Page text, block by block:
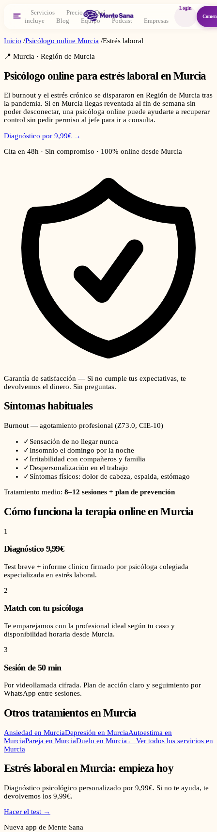
Servicios Precio
Qué
incluye
Blog Equipo Podcast Empresas
Login
Inicio /Psicólogo online Murcia /Estrés laboral
📍 Murcia · Región de Murcia
Psicólogo online paraestrés laboral en Murcia
El burnout y el estrés crónico se dispararon en Región de Murcia tras
la pandemia. Si en Murcia llegas reventada al fin de semana sin
poder desconectar, una psicóloga online puede ayudarte a recuperar
control sin pedir permiso al jefe para ir a consulta.
Diagnóstico por 9,99€ →
Cita en 48h · Sin compromiso · 100% online desde Murcia
Garantía de satisfacción — Si no cumple tus expectativas, te
devolvemos el dinero. Sin preguntas.
Síntomas habituales
Burnout — agotamiento profesional (Z73.0, CIE-10)
✓ Sensación de no llegar nunca
✓Insomnio el domingo por la noche
✓Irritabilidad con compañeros y familia
✓Despersonalización en el trabajo
✓ Síntomas físicos: dolor de cabeza, espalda, estómago
Tratamiento medio: 8–12 sesiones + plan de prevención
Cómo funciona la terapia online enMurcia
1
Diagnóstico 9,99€
Test breve + informe clínico firmado por psicóloga colegiada
especializada en estrés laboral.
2
Match con tu psicóloga
Te emparejamos con la profesional ideal según tu caso y
disponibilidad horaria desde Murcia.
3
Sesión de 50 min
Por videollamada cifrada. Plan de acción claro y seguimiento por
WhatsApp entre sesiones.
Otros tratamientos enMurcia
Ansiedad en MurciaDepresión en MurciaAutoestima en
MurciaPareja en MurciaDuelo en Murcia ← Ver todos los servicios en
Murcia
Estrés laboralenMurcia: empieza hoy
Diagnóstico psicológico personalizado por 9,99€. Si no te ayuda, te
devolvemos los 9,99€.
Hacer el test →
Nueva app de Mente Sana